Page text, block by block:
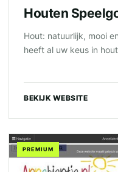
Houten
Hout: natuurlijk, mooi
heeft al uw keus in
BEKIJK WEBSITE
PREMIUM